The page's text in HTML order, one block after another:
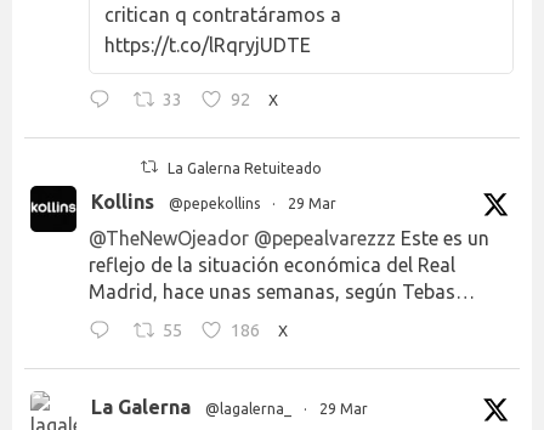
critican q contratáramos a
https://t.co/lRqryjUDTE
33 92 X
La Galerna Retuiteado
Kollins @pepekollins · 29 Mar
@TheNewOjeador @pepealvarezzz Este es un
reflejo de la situación económica del Real
Madrid, hace unas semanas, según Tebas…
55 186 X
La Galerna @lagalerna_ · 29 Mar